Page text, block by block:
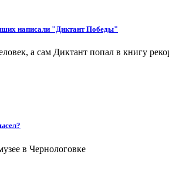
написали "Диктант Победы"
а сам Диктант попал в книгу
в Чернологовке